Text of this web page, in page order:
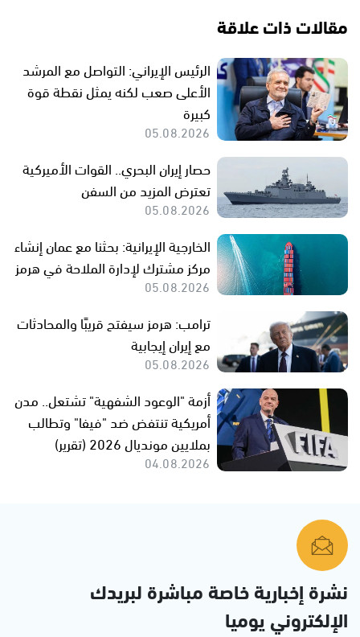
مقالات ذات علاقة
الرئيس الإيراني: التواصل مع المرشد
الأعلى صعب لكنه يمثل نقطة قوة
كبيرة
05.08.2026
حصار إيران البحري.. القوات الأميركية
تعترض المزيد من السفن
05.08.2026
الخارجية الإيرانية: بحثنا مع عمان إنشاء
مركز مشترك لإدارة الملاحة في هرمز
05.08.2026
ترامب: هرمز سيفتح قريبًا والمحادثات
مع إيران إيجابية
05.08.2026
أزمة "الوعود الشفهية" تشتعل.. مدن
أمريكية تنتفض ضد "فيفا" وتطالب
بملايين مونديال 2026 (تقرير)
04.08.2026
نشرة إخبارية خاصة مباشرة لبريدك
الإلكتروني يوميا